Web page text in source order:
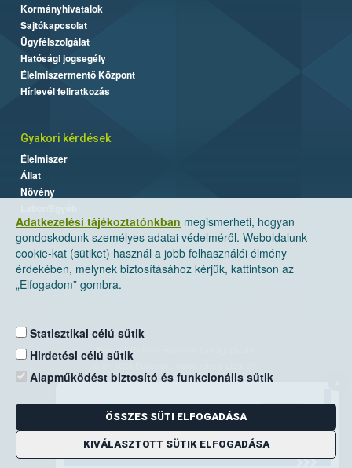
Adatkezelési tájékoztatónkban megismerheti, hogyan
gondoskodunk személyes adatai védelméről. Weboldalunk
cookie-kat (sütiket) használ a jobb felhasználói élmény
érdekében, melynek biztosításához kérjük, kattintson az
„Elfogadom” gombra.
Statisztikai célú sütik
Hirdetési célú sütik
Alapműködést biztosító és funkcionális sütik
ÖSSZES SÜTI ELFOGADÁSA
KIVÁLASZTOTT SÜTIK ELFOGADÁSA
Kormányhivatalok
Sajtókapcsolat
Ügyfélszolgálat
Hatósági jogsegély
Élelmiszermentő Központ
Hírlevél feliratkozás
Gyakori kérdések
Élelmiszer
Állat
Növény
Nemzeti Élelmiszerlánc-biztonsági Hivatal
Levelezési cím: 1525 Budapest. Pf. 30.
E-mail:ugyfelszolgalat@nebih.gov.hu
Zöld szám: 06-80/263-244
Telefon: 06-1/ 336-9000